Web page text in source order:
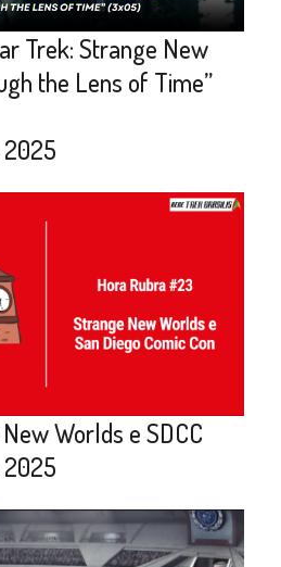
Trek: Strange New
the Lens of Time”
2025
Worlds e SDCC
2025